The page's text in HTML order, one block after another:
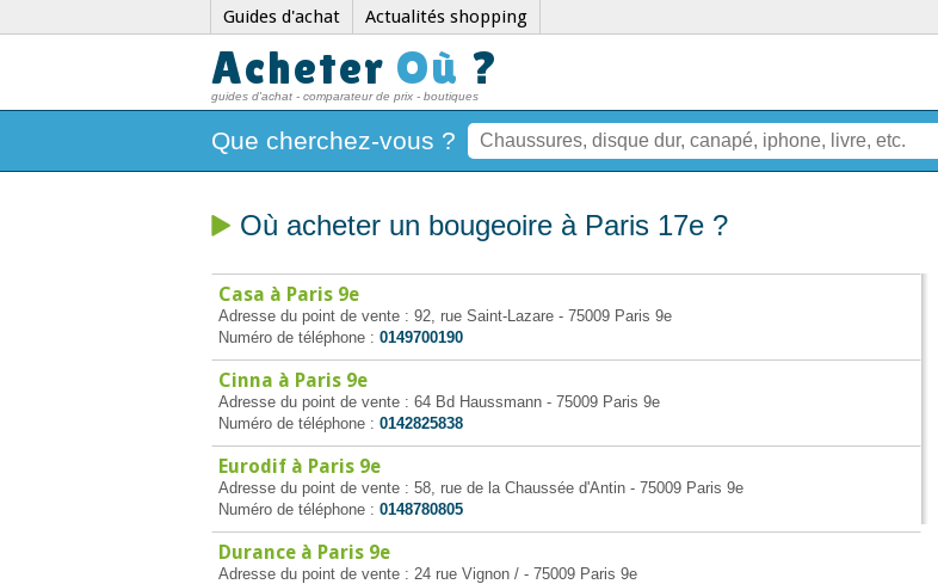
Guides d'achat Actualités shopping
Acheter Où ?
guides d'achat - comparateur de prix - boutiques
Que cherchez-vous ?
Où acheter un bougeoire à Paris 17e ?
Casa à Paris 9e
Adresse du point de vente : 92, rue Saint-Lazare - 75009 Paris 9e
Numéro de téléphone : 0149700190
Cinna à Paris 9e
Adresse du point de vente : 64 Bd Haussmann - 75009 Paris 9e
Numéro de téléphone : 0142825838
Eurodif à Paris 9e
Adresse du point de vente : 58, rue de la Chaussée d'Antin - 75009 Paris 9e
Numéro de téléphone : 0148780805
Durance à Paris 9e
Adresse du point de vente : 24 rue Vignon / - 75009 Paris 9e